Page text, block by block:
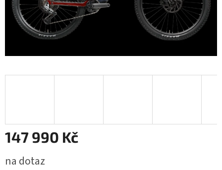
147 990 Kč
cena:
na dotaz